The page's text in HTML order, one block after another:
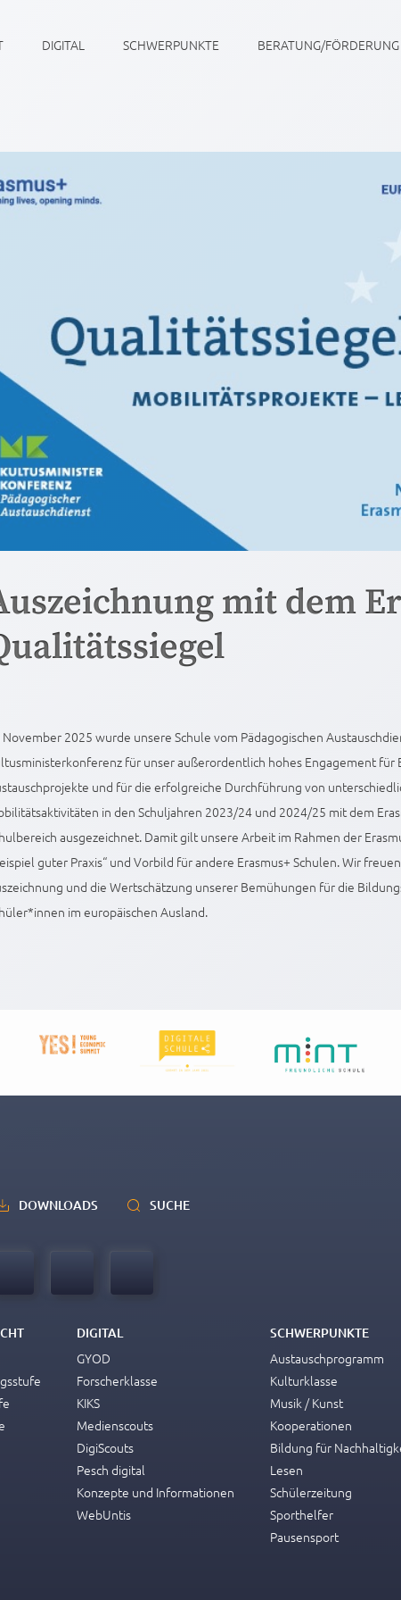
DIGITAL SCHWERPUNKTE BERATUNG/FÖRDERUNG
mit dem
November 2025 wurde unsere Schule vom Pädagogischen
für unser außerordentlich hohes Engagement für
und für die erfolgreiche Durchführung von
in den Schuljahren 2023/24 und 2024/25 mit dem
ausgezeichnet. Damit gilt unsere Arbeit im Rahmen der
guter Praxis“ und Vorbild für andere Erasmus+ Schulen. Wir
und die Wertschätzung unserer Bemühungen für die
im europäischen Ausland.
DOWNLOADS SUCHE
DIGITAL
GYOD
Forscherklasse
KIKS
Medienscouts
DigiScouts
Pesch digital
Konzepte und Informationen
WebUntis
SCHWERPUNKTE
Austauschprogramm
Kulturklasse
Musik / Kunst
Kooperationen
Bildung für
Lesen
Schülerzeitung
Sporthelfer
Pausensport